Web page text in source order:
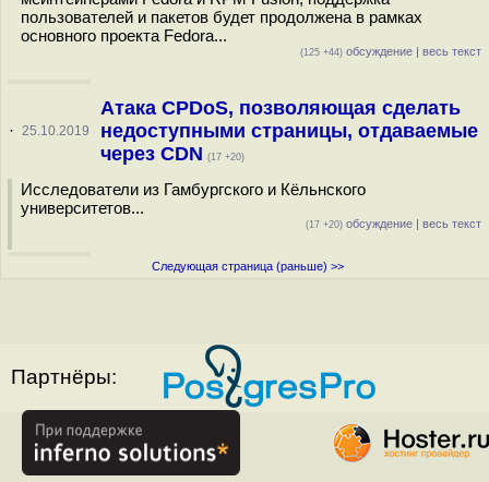
пользователей и пакетов будет продолжена в рамках
основного проекта Fedora...
(125 +44) обсуждение | весь текст
· 25.10.2019
Атака CPDoS, позволяющая сделать
недоступными страницы, отдаваемые
через CDN (17 +20)
Исследователи из Гамбургского и Кёльнского
университетов...
(17 +20) обсуждение | весь текст
Следующая страница (раньше) >>
Партнёры: